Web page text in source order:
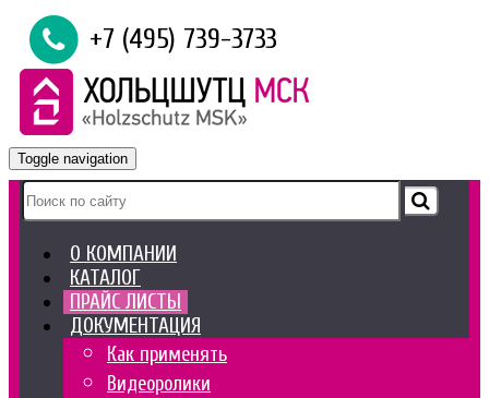
+7 (495) 739-3733
Toggle navigation
О КОМПАНИИ
КАТАЛОГ
ПРАЙС ЛИСТЫ
ДОКУМЕНТАЦИЯ
Как применять
Видеоролики